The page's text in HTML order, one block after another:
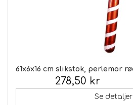
61x6x16 cm slikstok, perlemor
278,50 kr
Se detaljer